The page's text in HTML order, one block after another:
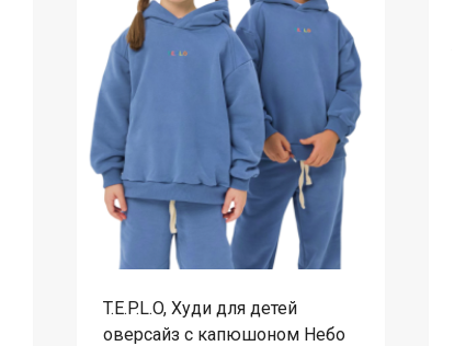
T.E.P.L.O, Худи для детей
оверсайз с капюшоном Небо